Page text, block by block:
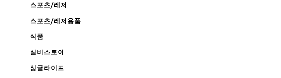
스포츠/레저
스포츠/레저용품
식품
실버스토어
싱글라이프